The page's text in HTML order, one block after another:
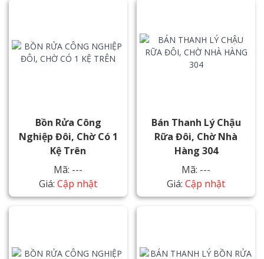
Bồn Rửa Công
Nghiệp Đôi, Chờ Có 1
Kệ Trên
Mã: ---
Giá: Cập nhật
Bán Thanh Lý Chậu
Rữa Đôi, Chờ Nhà
Hàng 304
Mã: ---
Giá: Cập nhật